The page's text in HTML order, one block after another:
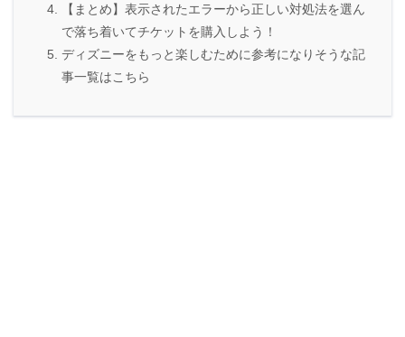
【まとめ】表示されたエラーから正しい対処法を選ん
で落ち着いてチケットを購入しよう！
ディズニーをもっと楽しむために参考になりそうな記
事一覧はこちら